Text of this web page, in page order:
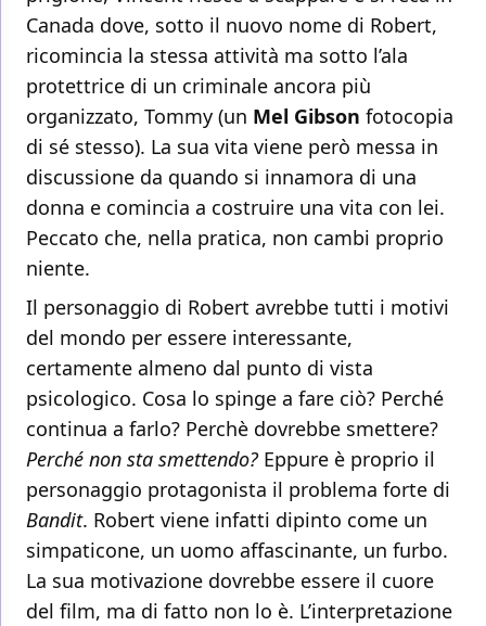
Canada dove, sotto il nuovo nome di Robert,
ricomincia la stessa attività ma sotto l’ala
protettrice di un criminale ancora più
organizzato, Tommy (un Mel Gibson fotocopia
di sé stesso). La sua vita viene però messa in
discussione da quando si innamora di una
donna e comincia a costruire una vita con lei.
Peccato che, nella pratica, non cambi proprio
niente.
Il personaggio di Robert avrebbe tutti i motivi
del mondo per essere interessante,
certamente almeno dal punto di vista
psicologico. Cosa lo spinge a fare ciò? Perché
continua a farlo? Perchè dovrebbe smettere?
Perché non sta smettendo?Eppure è proprio il
personaggio protagonista il problema forte di
Bandit. Robert viene infatti dipinto come un
simpaticone, un uomo affascinante, un furbo.
La sua motivazione dovrebbe essere il cuore
del film, ma di fatto non lo è. L’interpretazione